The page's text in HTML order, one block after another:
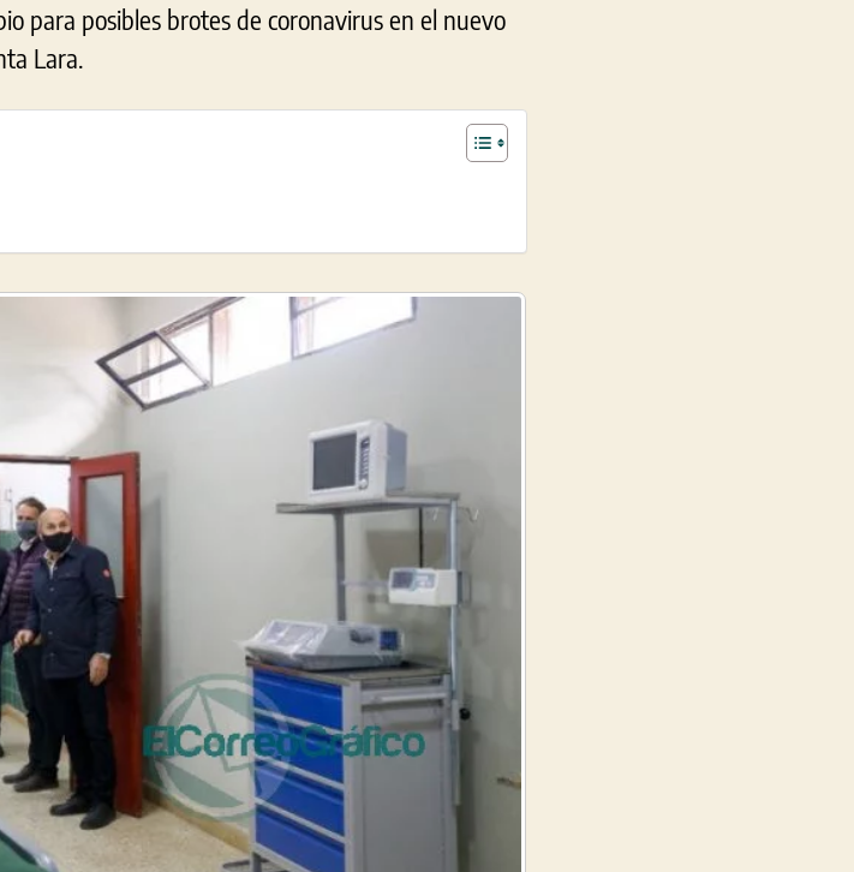
para posibles brotes de coronavirus en el nuevo
Lara.